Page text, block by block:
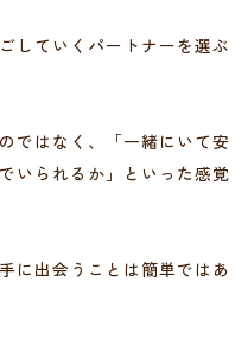
していくパートナーを選ぶ
ではなく、「一緒にいて安
いられるか」といった感覚
に出会うことは簡単ではあ